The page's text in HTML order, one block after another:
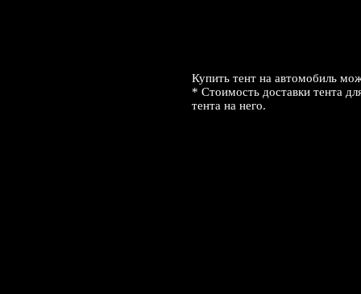
Купить тент на автомобиль
* Стоимость доставки тента
тента на него.